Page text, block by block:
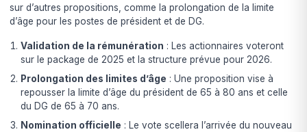
sur d’autres propositions, comme la prolongation de la limite
d’âge pour les postes de président et de DG.
Validation de la rémunération : Les actionnaires voteront
sur le package de 2025 et la structure prévue pour 2026.
Prolongation des limites d’âge : Une proposition vise à
repousser la limite d’âge du président de 65 à 80 ans et celle
du DG de 65 à 70 ans.
Nomination officielle : Le vote scellera l’arrivée du nouveau